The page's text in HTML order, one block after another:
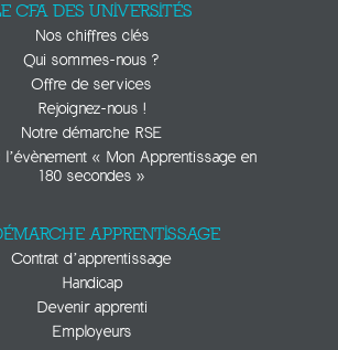
CFA DES UNIVERSITÉS
Nos chiffres clés
Qui sommes-nous ?
Offre de services
Rejoignez-nous !
Notre démarche RSE
« Mon Apprentissage en
180 secondes »
APPRENTISSAGE
Contrat d’apprentissage
Handicap
Devenir apprenti
Employeurs